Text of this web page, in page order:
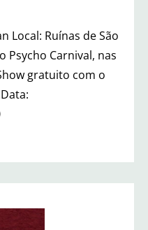
Local: Ruínas de São
Psycho Carnival, nas
gratuito com o